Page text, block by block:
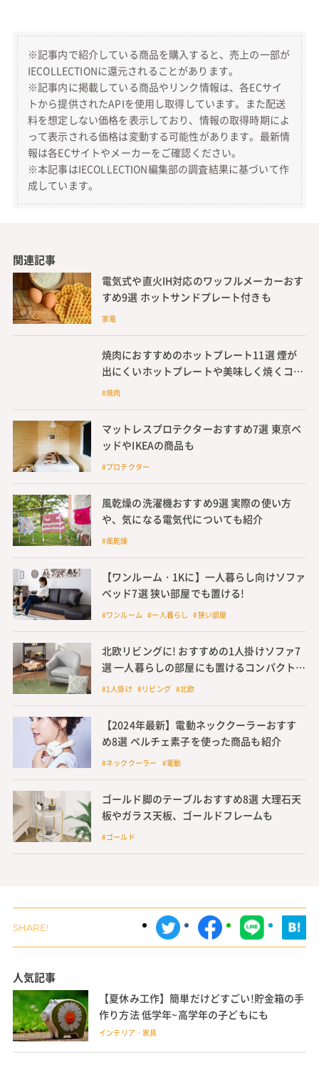
※記事内で紹介している商品を購入すると、売上の一部が
IECOLLECTIONに還元されることがあります。
※記事内に掲載している商品やリンク情報は、各ECサイ
トから提供されたAPIを使用し取得しています。また配送
料を想定しない価格を表示しており、情報の取得時期によ
って表示される価格は変動する可能性があります。最新情
報は各ECサイトやメーカーをご確認ください。
※本記事はIECOLLECTION編集部の調査結果に基づいて作
成しています。
関連記事
電気式や直火IH対応のワッフルメーカーおす
すめ9選 ホットサンドプレート付きも
家電
焼肉におすすめのホットプレート11選 煙が
出にくいホットプレートや美味しく焼くコツ
も紹介
#焼肉
マットレスプロテクターおすすめ7選 東京ベ
ッドやIKEAの商品も
#プロテクター
風乾燥の洗濯機おすすめ9選 実際の使い方
や、気になる電気代についても紹介
#風乾燥
【ワンルーム・1Kに】一人暮らし向けソファ
ベッド7選 狭い部屋でも置ける!
#ワンルーム #一人暮らし #狭い部屋
北欧リビングに! おすすめの1人掛けソファ7
選 一人暮らしの部屋にも置けるコンパクトな
ものも
#1人掛け #リビング #北欧
【2024年最新】電動ネッククーラーおすす
め8選 ペルチェ素子を使った商品も紹介
#ネッククーラー #電動
ゴールド脚のテーブルおすすめ8選 大理石天
板やガラス天板、ゴールドフレームも
#ゴールド
人気記事
【夏休み工作】簡単だけどすごい!貯金箱の手
作り方法 低学年~高学年の子どもにも
インテリア・家具